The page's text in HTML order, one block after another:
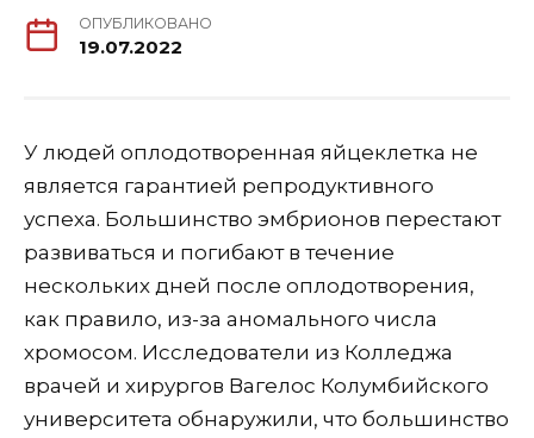
ОПУБЛИКОВАНО
19.07.2022
У людей оплодотворенная яйцеклетка не
является гарантией репродуктивного
успеха. Большинство эмбрионов перестают
развиваться и погибают в течение
нескольких дней после оплодотворения,
как правило, из-за аномального числа
хромосом. Исследователи из Колледжа
врачей и хирургов Вагелос Колумбийского
университета обнаружили, что большинство